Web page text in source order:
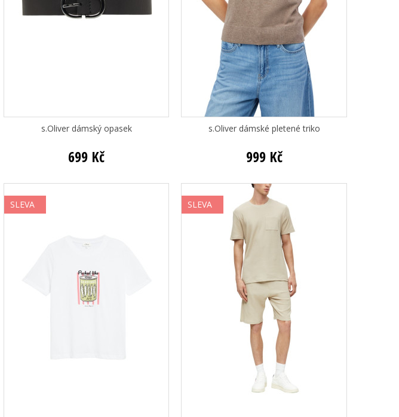
s.Oliver dámský opasek
699 Kč
s.Oliver dámské pletené triko
999 Kč
SLEVA SLEVA